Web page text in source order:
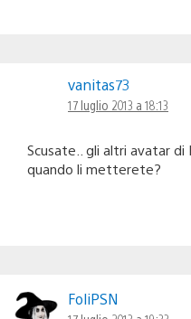
vanitas73
17 luglio 2013 a 18:13
Scusate.. gli altri avatar di
quando li metterete?
FoliPSN